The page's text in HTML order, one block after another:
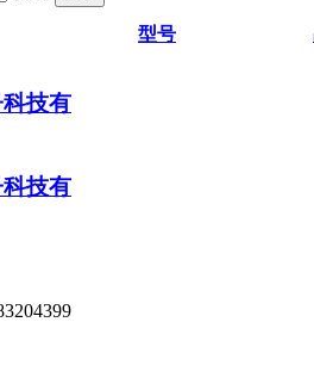
型号
技有
技有